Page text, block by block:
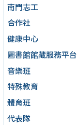
南門志工
合作社
健康中心
圖書館館藏服務平台
音樂班
特殊教育
體育班
代表隊